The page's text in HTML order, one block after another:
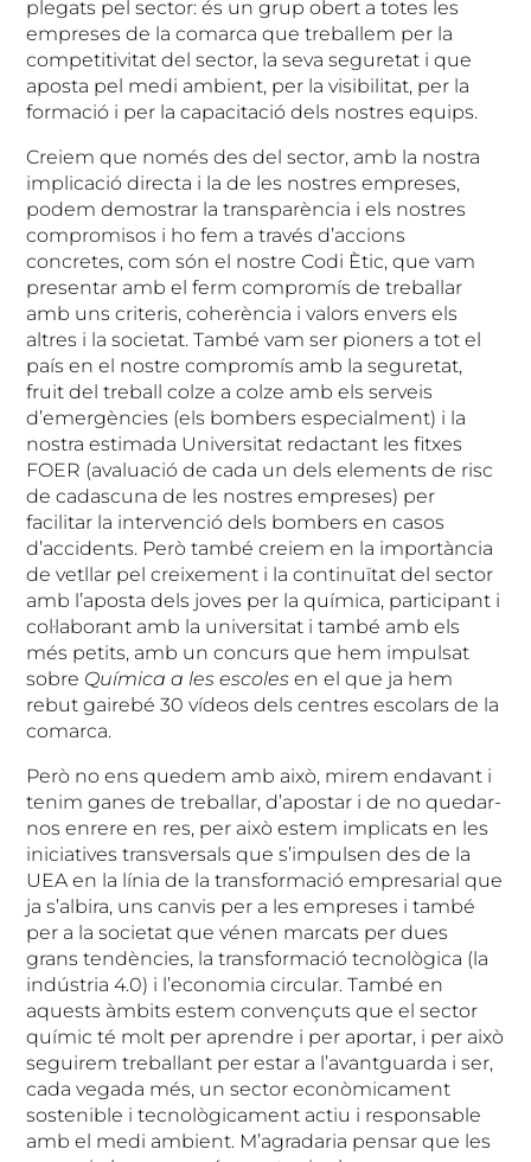
plegats pel sector: és un grup obert a totes les
empreses de la comarca que treballem per la
competitivitat del sector, la seva seguretat i que
aposta pel medi ambient, per la visibilitat, per la
formació i per la capacitació dels nostres equips.
Creiem que només des del sector, amb la nostra
implicació directa i la de les nostres empreses,
podem demostrar la transparència i els nostres
compromisos i ho fem a través d’accions
concretes, com són el nostre Codi Ètic, que vam
presentar amb el ferm compromís de treballar
amb uns criteris, coherència i valors envers els
altres i la societat. També vam ser pioners a tot el
país en el nostre compromís amb la seguretat,
fruit del treball colze a colze amb els serveis
d’emergències (els bombers especialment) i la
nostra estimada Universitat redactant les fitxes
FOER (avaluació de cada un dels elements de risc
de cadascuna de les nostres empreses) per
facilitar la intervenció dels bombers en casos
d’accidents. Però també creiem en la importància
de vetllar pel creixement i la continuïtat del sector
amb l’aposta dels joves per la química, participant i
col·laborant amb la universitat i també amb els
més petits, amb un concurs que hem impulsat
sobre Química a les escoles en el que ja hem
rebut gairebé 30 vídeos dels centres escolars de la
comarca.
Però no ens quedem amb això, mirem endavant i
tenim ganes de treballar, d’apostar i de no quedar-
nos enrere en res, per això estem implicats en les
iniciatives transversals que s’impulsen des de la
UEA en la línia de la transformació empresarial que
ja s’albira, uns canvis per a les empreses i també
per a la societat que vénen marcats per dues
grans tendències, la transformació tecnològica (la
indústria 4.0) i l’economia circular. També en
aquests àmbits estem convençuts que el sector
químic té molt per aprendre i per aportar, i per això
seguirem treballant per estar a l’avantguarda i ser,
cada vegada més, un sector econòmicament
sostenible i tecnològicament actiu i responsable
amb el medi ambient. M’agradaria pensar que les